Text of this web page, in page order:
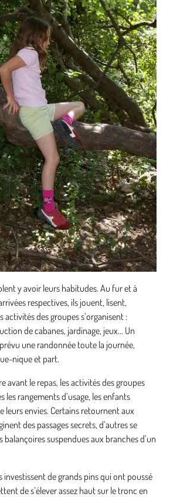
y avoir leurs habitudes. Au fur et à
respectives, ils jouent, lisent,
activités des groupes s’organisent :
de cabanes, jardinage, jeux… Un
une randonnée toute la journée,
nique et part.
avant le repas, les activités des groupes
les rangements d’usage, les enfants
leurs envies. Certains retournent aux
des passages secrets, d’autres se
balançoires suspendues aux branches d’un
investissent de grands pins qui ont poussé
de s’élever assez haut sur le tronc en